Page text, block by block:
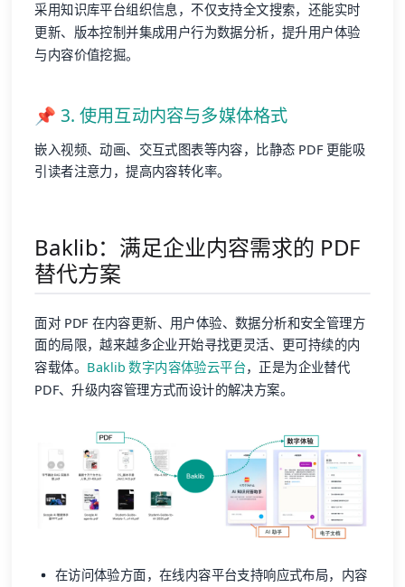
采用知识库平台组织信息，不仅支持全文搜索，还能实时
更新、版本控制并集成用户行为数据分析，提升用户体验
与内容价值挖掘。
📌 3. 使用互动内容与多媒体格式
嵌入视频、动画、交互式图表等内容，比静态 PDF 更能吸
引读者注意力，提高内容转化率。
Baklib：满足企业内容需求的 PDF
替代方案
面对 PDF 在内容更新、用户体验、数据分析和安全管理方
面的局限，越来越多企业开始寻找更灵活、更可持续的内
容载体。 Baklib 数字内容体验云平台，正是为企业替代
PDF、升级内容管理方式而设计的解决方案。
在访问体验方面，在线内容平台支持响应式布局，内容